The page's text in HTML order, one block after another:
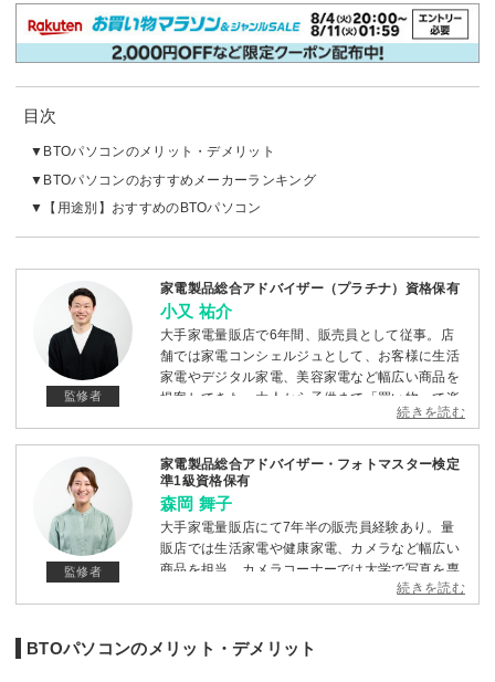
目次
BTOパソコンのメリット・デメリット
BTOパソコンのおすすめメーカーランキング
【用途別】おすすめのBTOパソコン
監修者
家電製品総合アドバイザー（プラチナ）資格保有
小又 祐介
大手家電量販店で6年間、販売員として従事。店
舗では家電コンシェルジュとして、お客様に生活
家電やデジタル家電、美容家電など幅広い商品を
提案してきた。大人から子供まで「買い物って楽
しい！」と感じていただけるよう、一人ひとりに
続きを読む
監修者
家電製品総合アドバイザー・フォトマスター検定
準1級資格保有
森岡 舞子
大手家電量販店にて7年半の販売員経験あり。量
販店では生活家電や健康家電、カメラなど幅広い
商品を担当。カメラコーナーでは大学で写真を専
攻した経験やフォトマスター検定の資格を活か
やすい説明を心がけている。
続きを読む
BTOパソコンのメリット・デメリット